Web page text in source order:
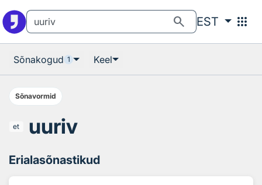
search EST apps
Sõnakogud 1 Keel
Sõnavormid
et uuriv
Erialasõnastikud